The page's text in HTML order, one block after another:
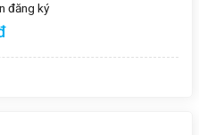
đăng ký